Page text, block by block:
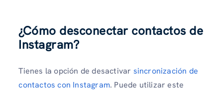
¿Cómo desconectar contactos de
Instagram?
Tienes la opción de desactivar sincronización de
contactos con Instagram. Puede utilizar este